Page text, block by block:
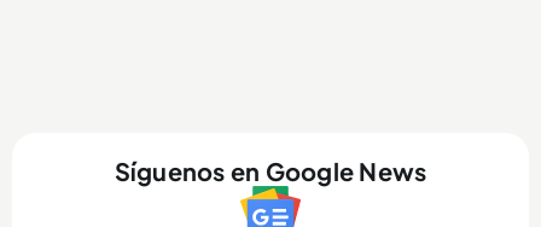
Síguenos en Google News